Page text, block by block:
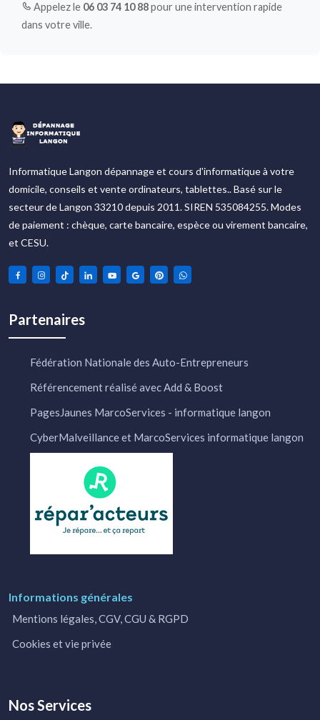
Appelez le 06 03 74 10 88pour une intervention rapide
dans votre ville.
Informatique Langon dépannage et cours d'informatique à votre
domicile, conseils et vente ordinateurs, tablettes.. Basé sur le
secteur de Langon 33210 depuis 2011. SIREN 535084255. Modes
de paiement : chèque, carte bancaire, espèce ou virement bancaire,
et CESU.
Partenaires
Fédération Nationale des Auto-Entrepreneurs
Référencement réalisé avec Add & Boost
PagesJaunes MarcoServices - informatique langon
CyberMalveillance et MarcoServices informatique langon
Informations générales
Mentions légales, CGV, CGU & RGPD
Cookies et vie privée
Nos Services